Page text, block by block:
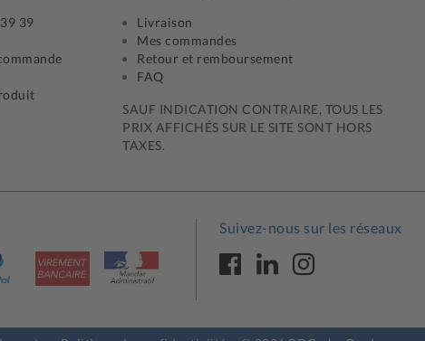
39
Livraison
Mes commandes
Retour et remboursement
FAQ
SAUF INDICATION CONTRAIRE, TOUS LES
PRIX AFFICHÉS SUR LE SITE SONT HORS
TAXES.
Suivez-nous sur les réseaux